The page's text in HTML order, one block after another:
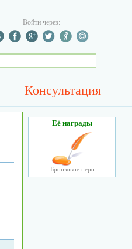
Войти через:
Консультация
Её награды
Бронзовое перо